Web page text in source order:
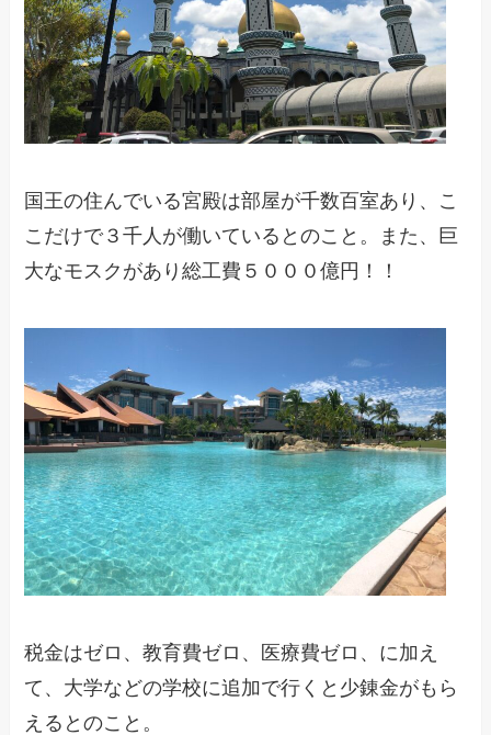
国王の住んでいる宮殿は部屋が千数百室あり、こ
こだけで３千人が働いているとのこと。また、巨
大なモスクがあり総工費５０００億円！！
税金はゼロ、教育費ゼロ、医療費ゼロ、に加え
て、大学などの学校に追加で行くと少錬金がもら
えるとのこと。